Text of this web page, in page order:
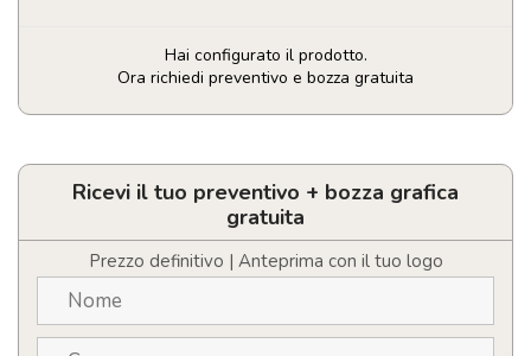
Hai configurato il prodotto.
Ora richiedi preventivo e bozza gratuita
Braccialetto
quantità
Ricevi il tuo preventivo + bozza grafica
gratuita
Prezzo definitivo | Anteprima con il tuo logo